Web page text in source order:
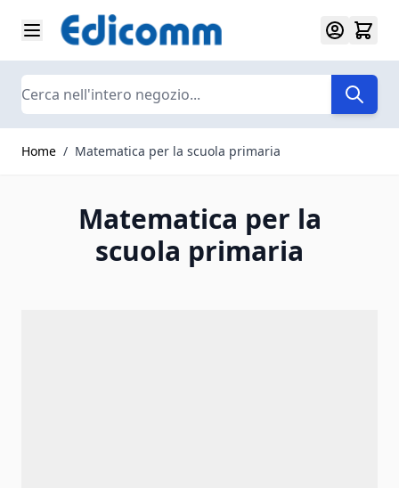
Salta al contenuto
Search
Home / Matematica per la scuola primaria
Matematica per la
scuola primaria